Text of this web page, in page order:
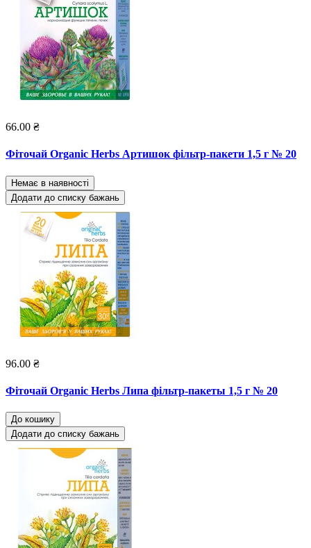
66.00 ₴
Фіточай Organic Herbs Артишок фільтр-пакети 1,5 г № 20
Немає в наявності
Додати до списку бажань
96.00 ₴
Фіточай Organic Herbs Липа фільтр-пакеты 1,5 г № 20
До кошику
Додати до списку бажань